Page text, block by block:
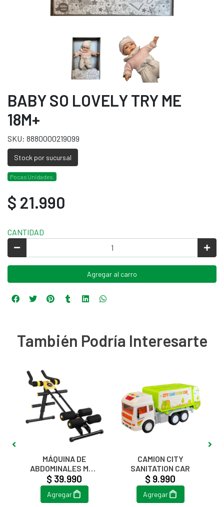
BABY SO LOVELY TRY ME
18M+
SKU: 8880000219099
Stock por sucursal
Pocas Unidades.
$ 21.990
CANTIDAD
Agregar al carro
También Podría Interesarte
MÁQUINA DE
ABDOMINALES MBB
5 SECS SHAPER 11
EN 1
$ 39.990
Agregar
CAMION CITY
SANITATION CAR
$ 9.990
Agregar